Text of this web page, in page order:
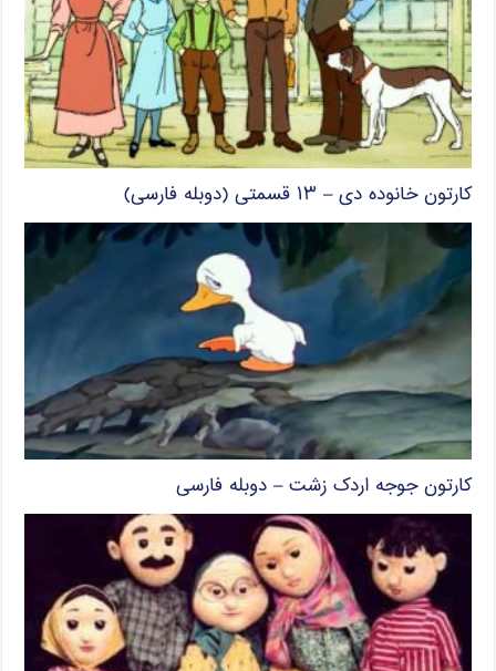
کارتون خانوده دی – ۱۳ قسمتی (دوبله فارسی)
کارتون جوجه اردک زشت – دوبله فارسی